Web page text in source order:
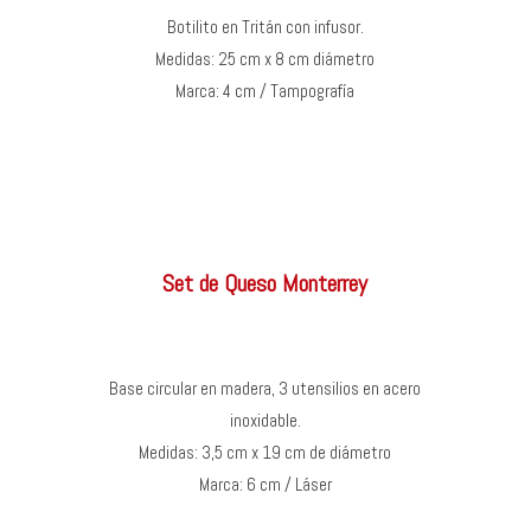
Botilito en Tritán con infusor.
Medidas: 25 cm x 8 cm diámetro
Marca: 4 cm / Tampografía
Set de Queso Monterrey
Base circular en madera, 3 utensilios en acero
inoxidable.
Medidas: 3,5 cm x 19 cm de diámetro
Marca: 6 cm / Láser